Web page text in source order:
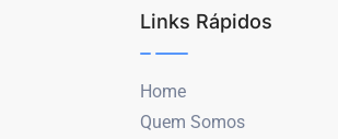
Links Rápidos
Home
Quem Somos